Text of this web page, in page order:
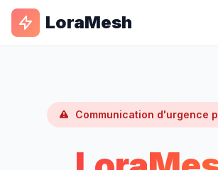
LoraMesh
Communication d'urgence